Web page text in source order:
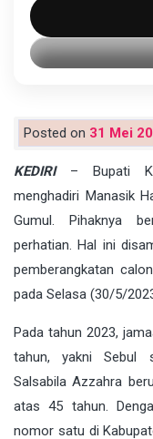
Posted on 31 Mei
KEDIRI – Bupati
menghadiri Manasik
Gumul. Pihaknya
perhatian. Hal ini
pemberangkatan
pada Selasa (30/5/
Pada tahun 2023,
tahun, yakni Sebul
Salsabila Azzahra
atas 45 tahun.
nomor satu di